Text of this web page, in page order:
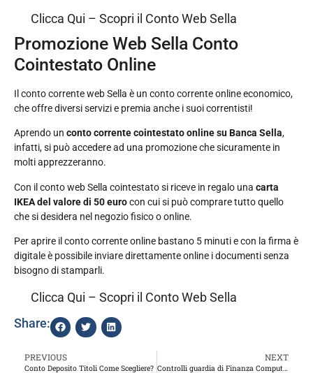
Clicca Qui – Scopri il Conto Web Sella
Promozione Web Sella Conto
Cointestato Online
Il conto corrente web Sella è un conto corrente online economico,
che offre diversi servizi e premia anche i suoi correntisti!
Aprendo un conto corrente cointestato online su Banca Sella,
infatti, si può accedere ad una promozione che sicuramente in
molti apprezzeranno.
Con il conto web Sella cointestato si riceve in regalo una carta
IKEA del valore di 50 eurocon cui si può comprare tutto quello
che si desidera nel negozio fisico o online.
Per aprire il conto corrente online bastano 5 minuti e con la firma è
digitale è possibile inviare direttamente online i documenti senza
bisogno di stamparli.
Clicca Qui – Scopri il Conto Web Sella
Share:
PREVIOUS
Conto Deposito Titoli Come Scegliere?
NEXT
Controlli guardia di Finanza Computer Aziendali